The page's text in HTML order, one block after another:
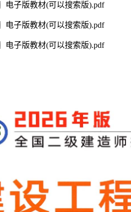
电子版教材(可以搜索版).pdf
电子版教材(可以搜索版).pdf
电子版教材(可以搜索版).pdf